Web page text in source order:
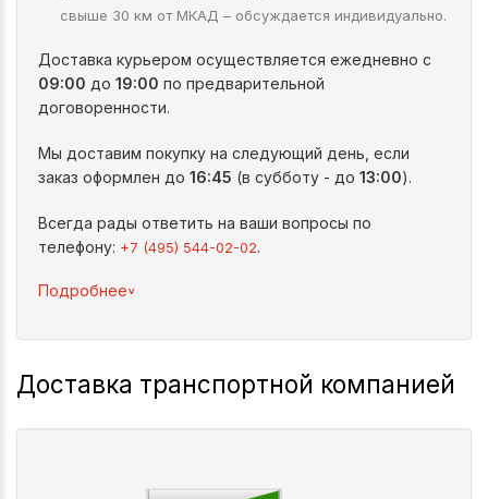
свыше 30 км от МКАД – обсуждается индивидуально.
Доставка курьером осуществляется ежедневно с
09:00 до 19:00 по предварительной
договоренности.
Мы доставим покупку на следующий день, если
заказ оформлен до 16:45 (в субботу - до 13:00).
Всегда рады ответить на ваши вопросы по
телефону: +7 (495) 544-02-02.
Подробнее^
Доставка транспортной компанией